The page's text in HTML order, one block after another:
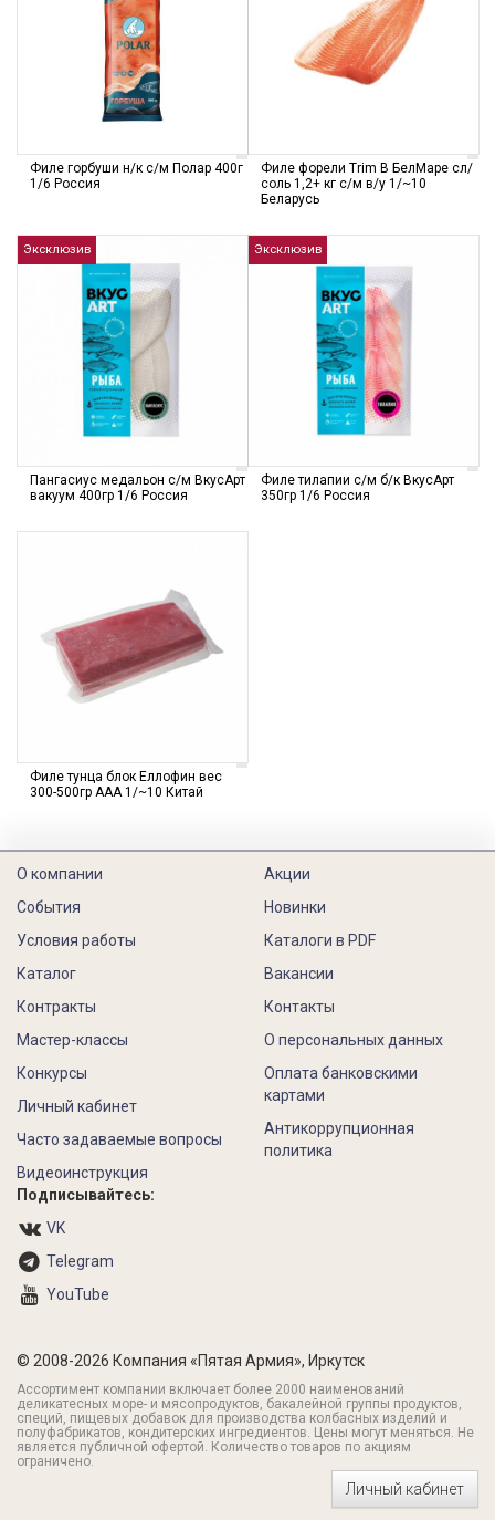
Филе горбуши н/к с/м Полар 400г
1/6 Россия
Филе форели Trim В БелМаре cл/
соль 1,2+ кг с/м в/у 1/~10
Беларусь
Эксклюзив
Пангасиус медальон с/м ВкусАрт
вакуум 400гр 1/6 Россия
Эксклюзив
Филе тилапии с/м б/к ВкусАрт
350гр 1/6 Россия
Филе тунца блок Еллофин вес
300-500гр ААА 1/~10 Китай
О компании
События
Условия работы
Каталог
Контракты
Акции
Новинки
Каталоги в PDF
Вакансии
Контакты
Мастер-классы
Конкурсы
Личный кабинет
Часто задаваемые вопросы
Видеоинструкция
О персональных данных
Оплата банковскими
картами
Антикоррупционная
политика
Подписывайтесь:
VK
Telegram
YouTube
© 2008-2026 Компания «Пятая Армия», Иркутск
Ассортимент компании включает более 2000 наименований
деликатесных море- и мясопродуктов, бакалейной группы продуктов,
специй, пищевых добавок для производства колбасных изделий и
полуфабрикатов, кондитерских ингредиентов. Цены могут меняться. Не
является публичной офертой. Количество товаров по акциям
ограничено.
Личный кабинет